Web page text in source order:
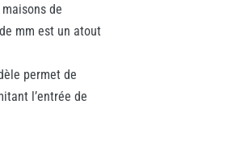
de
mm est un atout
permet de
l’entrée de